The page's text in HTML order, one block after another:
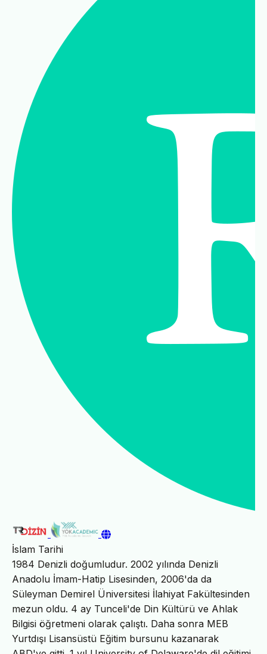
İslam Tarihi
1984 Denizli doğumludur. 2002 yılında Denizli
Anadolu İmam-Hatip Lisesinden, 2006'da da
Süleyman Demirel Üniversitesi İlahiyat Fakültesinden
mezun oldu. 4 ay Tunceli'de Din Kültürü ve Ahlak
Bilgisi öğretmeni olarak çalıştı. Daha sonra MEB
Yurtdışı Lisansüstü Eğitim bursunu kazanarak